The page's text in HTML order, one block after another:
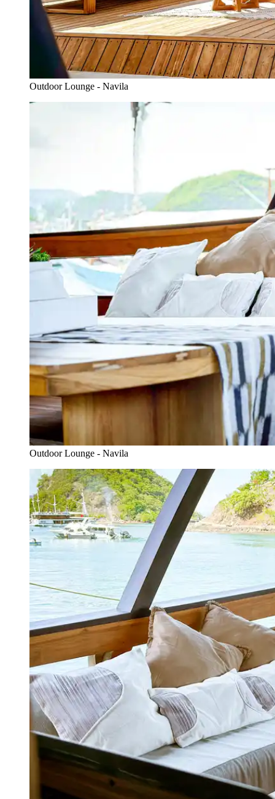
Outdoor Lounge - Navila
Outdoor Lounge - Navila